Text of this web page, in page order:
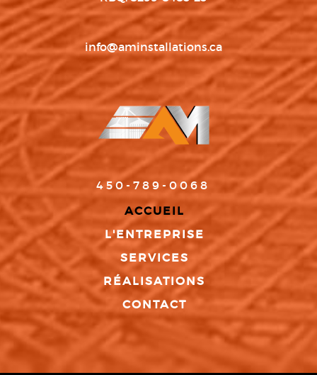
info@aminstallations.ca
450-789-0068
ACCUEIL
L'ENTREPRISE
SERVICES
RÉALISATIONS
CONTACT